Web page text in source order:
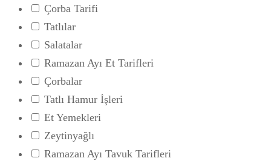
Çorba Tarifi
Tatlılar
Salatalar
Ramazan Ayı Et Tarifleri
Çorbalar
Tatlı Hamur İşleri
Et Yemekleri
Zeytinyağlı
Ramazan Ayı Tavuk Tarifleri